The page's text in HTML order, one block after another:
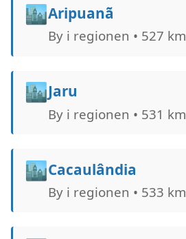
🏙️Aripuanã
By i regionen • 527 km
🏙️Jaru
By i regionen • 531 km
🏙️Cacaulândia
By i regionen • 533 km